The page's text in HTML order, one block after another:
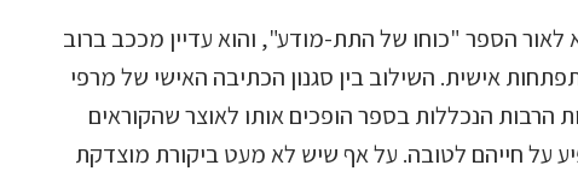
הספר "כוחו של התת-מודע", והוא עדיין מככב ברוב
אישית. השילוב בין סגנון הכתיבה האישי של מרפי
הרבות הנכללות בספר הופכים אותו לאוצר שהקוראים
על חייהם לטובה. על אף שיש לא מעט ביקורת מוצדקת